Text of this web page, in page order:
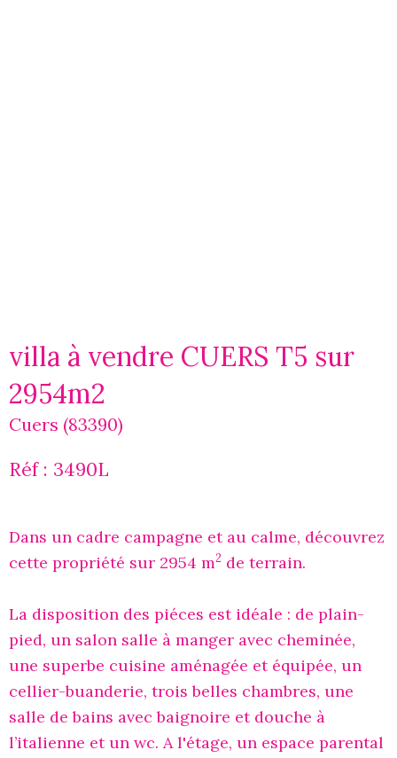
villa à vendre CUERS T5 sur
2954m2
Cuers (83390)
Réf : 3490L
Dans un cadre campagne et au calme, découvrez
cette propriété sur 2954 m2 de terrain.
La disposition des piéces est idéale : de plain-
pied, un salon salle à manger avec cheminée,
une superbe cuisine aménagée et équipée, un
cellier-buanderie, trois belles chambres, une
salle de bains avec baignoire et douche à
l’italienne et un wc. A l'étage, un espace parental